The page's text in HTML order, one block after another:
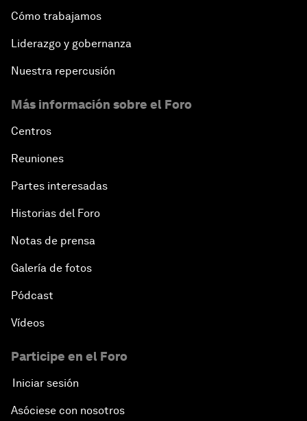
Cómo trabajamos
Liderazgo y gobernanza
Nuestra repercusión
Más información sobre el Foro
Centros
Reuniones
Partes interesadas
Historias del Foro
Notas de prensa
Galería de fotos
Pódcast
Vídeos
Participe en el Foro
Iniciar sesión
Asóciese con nosotros